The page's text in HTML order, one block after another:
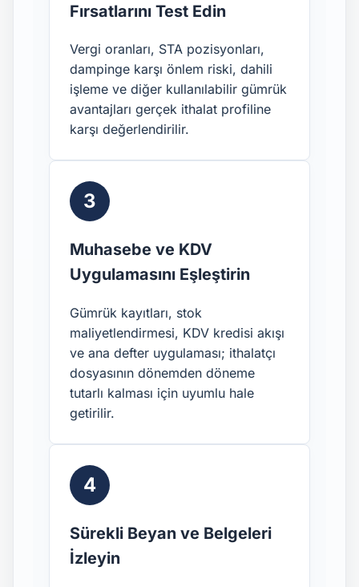
Fırsatlarını Test Edin
Vergi oranları, STA pozisyonları,
dampinge karşı önlem riski, dahili
işleme ve diğer kullanılabilir gümrük
avantajları gerçek ithalat profiline
karşı değerlendirilir.
3
Muhasebe ve KDV
Uygulamasını Eşleştirin
Gümrük kayıtları, stok
maliyetlendirmesi, KDV kredisi akışı
ve ana defter uygulaması; ithalatçı
dosyasının dönemden döneme
tutarlı kalması için uyumlu hale
getirilir.
4
Sürekli Beyan ve Belgeleri
İzleyin